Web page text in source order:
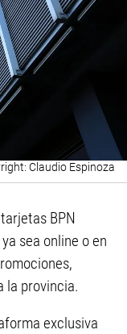
Claudio Espinoza
BPN
sea online o en
la provincia.
exclusiva